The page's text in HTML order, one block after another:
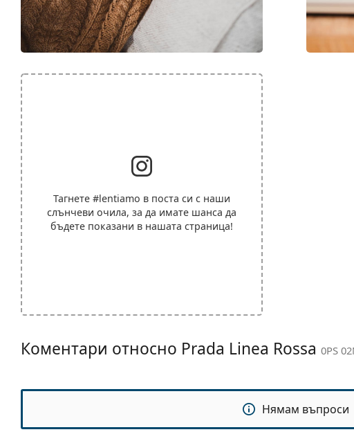
Тагнете #lentiamo в поста си с наши
слънчеви очила, за да имате шанса да
бъдете показани в нашата страница!
Коментари относно Prada Linea Rossa 0PS
Нямам въпроси